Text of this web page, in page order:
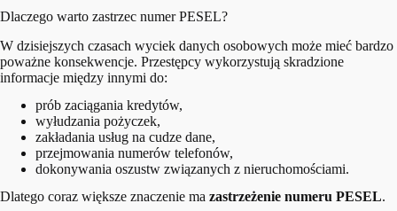
Dlaczego warto zastrzec numer PESEL?
W dzisiejszych czasach wyciek danych osobowych może mieć bardzo
poważne konsekwencje. Przestępcy wykorzystują skradzione
informacje między innymi do:
prób zaciągania kredytów,
wyłudzania pożyczek,
zakładania usług na cudze dane,
przejmowania numerów telefonów,
dokonywania oszustw związanych z nieruchomościami.
Dlatego coraz większe znaczenie ma zastrzeżenie numeru PESEL.